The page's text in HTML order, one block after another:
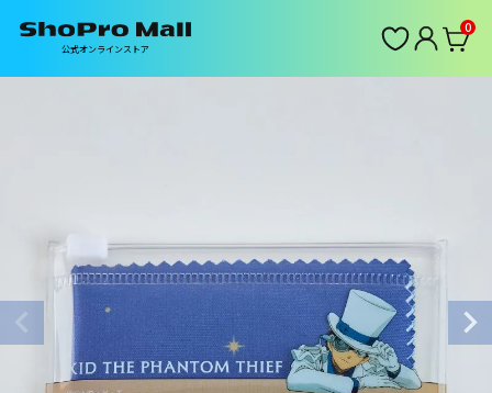
公式オンラインストア
0